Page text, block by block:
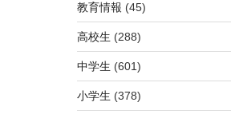
教育情報 (45)
高校生 (288)
中学生 (601)
小学生 (378)